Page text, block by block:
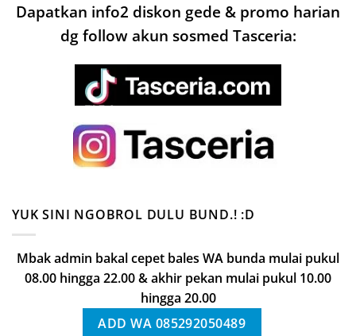
Dapatkan info2 diskon gede & promo harian
dg follow akun sosmed Tasceria:
YUK SINI NGOBROL DULU BUND.! :D
Mbak admin bakal cepet bales WA bunda mulai pukul
08.00 hingga 22.00 & akhir pekan mulai pukul 10.00
hingga 20.00
ADD WA 085292050489